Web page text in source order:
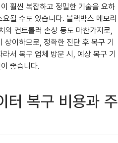
훨씬 복잡하고 정밀한 기술을 요하
될 수도 있습니다. 블랙박스 메모리
컨트롤러 손상 등도 마찬가지로,
이하므로, 정확한 진단 후 복구 기
서 복구 업체 방문 시, 예상 복구 기
좋습니다.
터 복구 비용과 주